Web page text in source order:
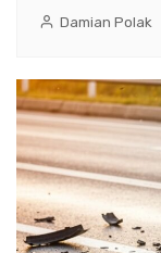
Damian Polak